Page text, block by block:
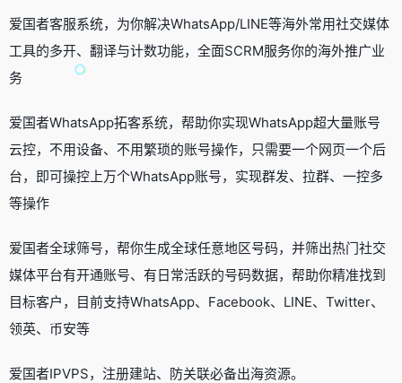
爱国者客服系统，为你解决WhatsApp/LINE等海外常用社交媒体
工具的多开、翻译与计数功能，全面SCRM服务你的海外推广业
务
爱国者WhatsApp拓客系统，帮助你实现WhatsApp超大量账号
云控，不用设备、不用繁琐的账号操作，只需要一个网页一个后
台，即可操控上万个WhatsApp账号，实现群发、拉群、一控多
等操作
爱国者全球筛号，帮你生成全球任意地区号码，并筛出热门社交
媒体平台有开通账号、有日常活跃的号码数据，帮助你精准找到
目标客户，目前支持WhatsApp、Facebook、LINE、Twitter、
领英、币安等
爱国者IPVPS，注册建站、防关联必备出海资源。